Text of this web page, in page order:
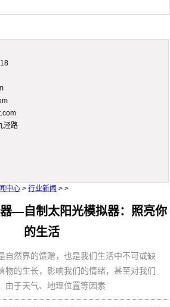
泾路
中心 > 行业新闻 > >
—自制太阳光模拟器：照亮你
的生活
自然界的馈赠，也是我们生活中不可或缺
物的生长，影响我们的情绪，甚至对我们
由于天气、地理位置等因素